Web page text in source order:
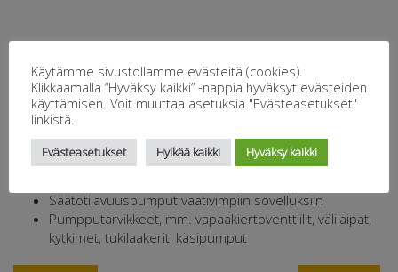
tarpeisiin:
Hammaspyöräpumput, 1-, 2- ja 3-sarja. Sisäkierre- tai
laippaliitännällä. Akseli: kartio 1:8, liitäntä ns. italialainen
standardi
Aksiaalimäntäpumput raskaamman hydrauliikan
Säätötilavuuspumput vaativimpiin sovelluksiin
Pumpputarvikkeet, mm. vapaakiertoventtiilit, välilaipat,
kytkimet, tukilaakerit, käsipumput
Käytämme sivustollamme evästeitä (cookies).
Klikkaamalla “Hyväksy kaikki” -nappia hyväksyt evästeiden
käyttämisen. Voit muuttaa asetuksia "Evästeasetukset"
linkistä.
Evästeasetukset Hylkää kaikki Hyväksy kaikki